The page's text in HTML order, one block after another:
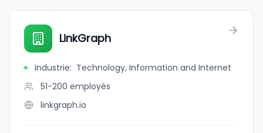
LinkGraph
Industrie: Technology, Information and Internet
51-200 employés
linkgraph.io